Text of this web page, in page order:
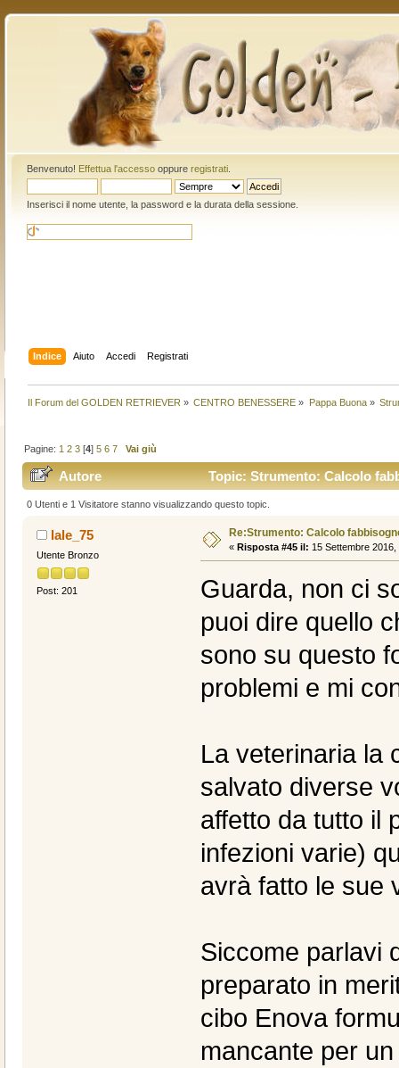
Benvenuto! Effettua l'accessooppure registrati.
Inserisci il nome utente, la password e la durata della sessione.
Indice Aiuto Accedi Registrati
Il Forum del GOLDEN RETRIEVER » CENTRO BENESSERE » Pappa Buona»
Pagine: 1 2 3 [4]5 6 7 Vai giù
Autore Topic: Strumento: Calcolo
0 Utenti e 1 Visitatore stanno visualizzando questo topic.
lale_75
Utente Bronzo
Post: 201
Re:Strumento: Calcolo
« Risposta #45 il: 15 Settembre 2016,
Guarda, non ci
puoi dire quello
sono su questo
problemi e mi
La veterinaria la
salvato diverse
affetto da tutto il
infezioni varie)
avrà fatto le sue
Siccome parlavi
preparato in
cibo Enova
mancante per